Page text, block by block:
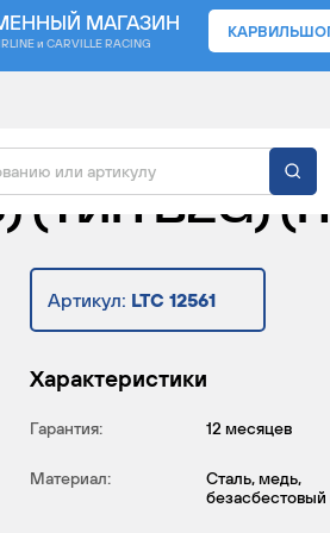
МАГАЗИН
и CARVILLE RACING
ДЛЯ А/
B2G)
Артикул: LTC 12561
Характеристики
Гарантия: 12 месяцев
Материал:
Сталь, медь,
безасбестовый